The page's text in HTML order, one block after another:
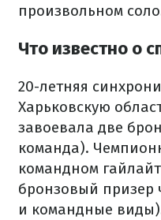
произвольном
Что известно о
20-летняя
Харьковскую
завоевала две
команда).
командном
бронзовый призер
и командные